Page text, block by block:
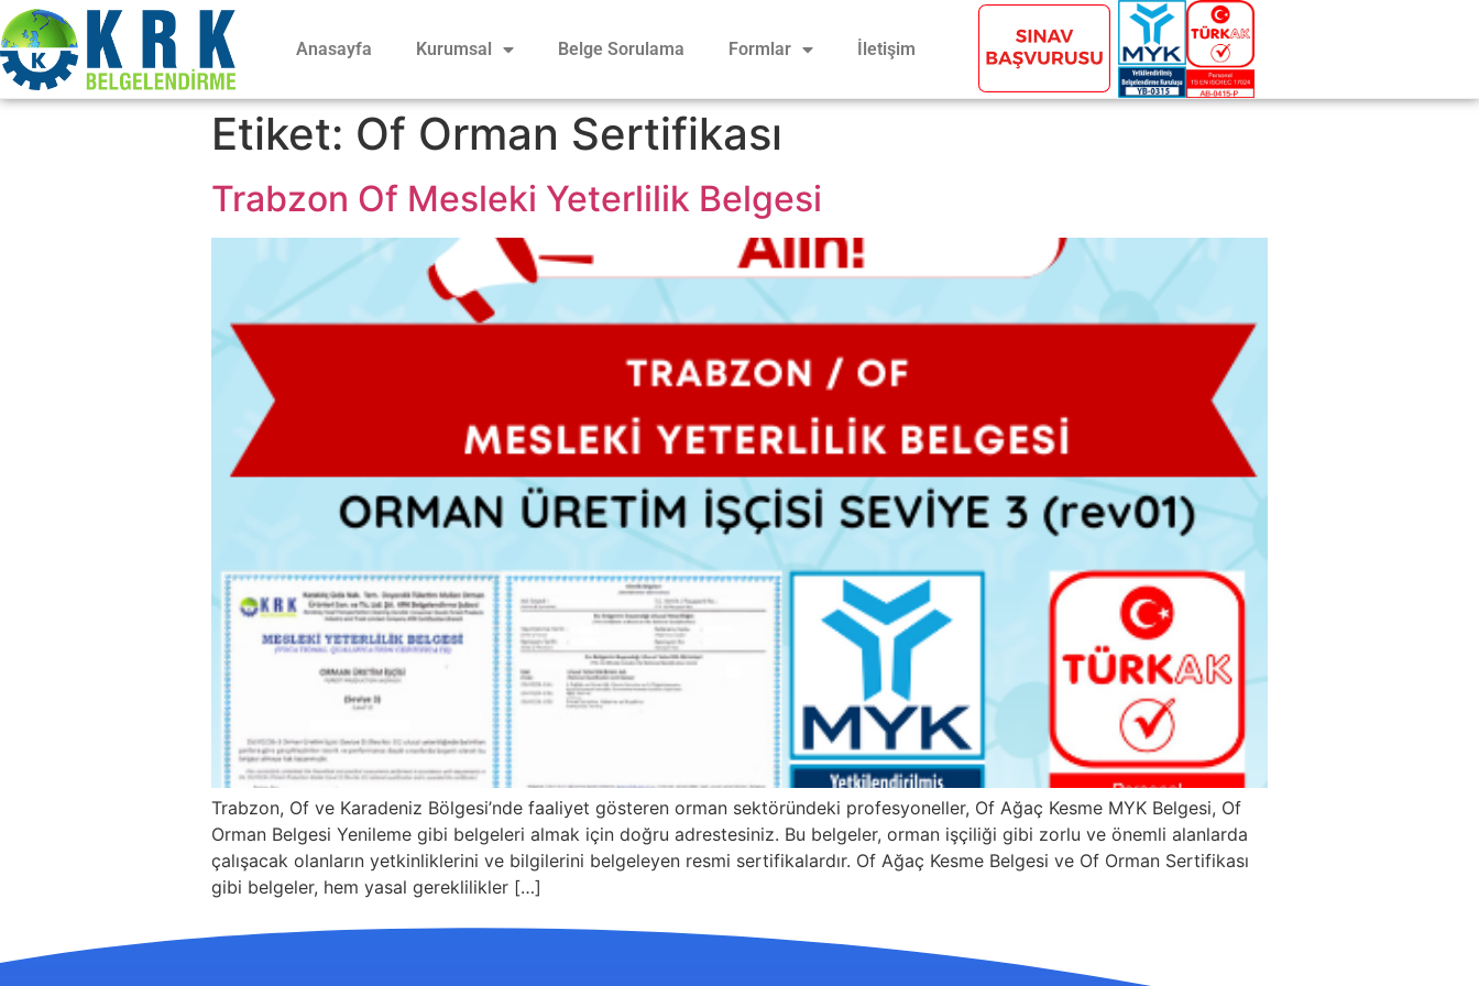
Anasayfa Kurumsal Belge Sorulama Formlar İletişim
Etiket: Of Orman Sertifikası
Trabzon Of Mesleki Yeterlilik Belgesi
Trabzon, Of ve Karadeniz Bölgesi’nde faaliyet gösteren orman sektöründeki profesyoneller, Of Ağaç Kesme MYK Belgesi, Of
Orman Belgesi Yenileme gibi belgeleri almak için doğru adrestesiniz. Bu belgeler, orman işçiliği gibi zorlu ve önemli alanlarda
çalışacak olanların yetkinliklerini ve bilgilerini belgeleyen resmi sertifikalardır. Of Ağaç Kesme Belgesi ve Of Orman Sertifikası
gibi belgeler, hem yasal gereklilikler […]